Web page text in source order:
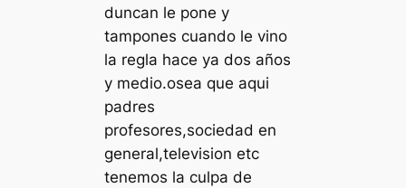
duncan le pone y
tampones cuando le vino
la regla hace ya dos años
y medio.osea que aqui
padres
profesores,sociedad en
general,television etc
tenemos la culpa de